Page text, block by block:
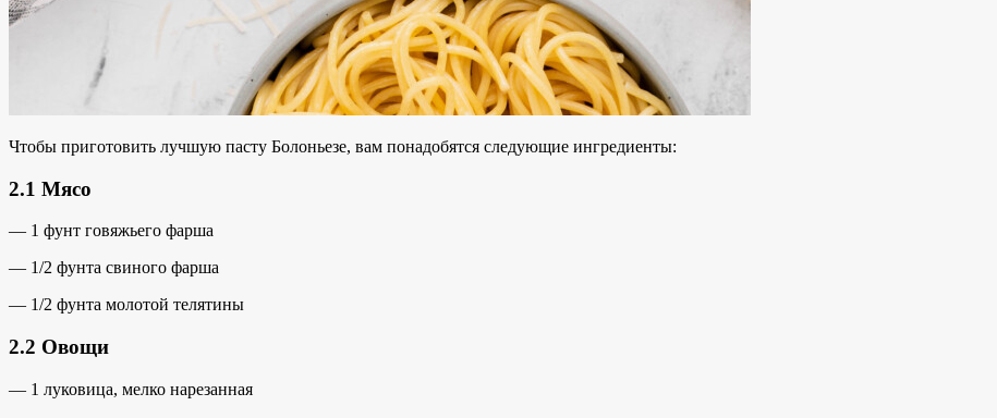
Чтобы приготовить лучшую пасту Болоньезе, вам понадобятся следующие ингредиенты:
2.1 Мясо
— 1 фунт говяжьего фарша
— 1/2 фунта свиного фарша
— 1/2 фунта молотой телятины
2.2 Овощи
— 1 луковица, мелко нарезанная